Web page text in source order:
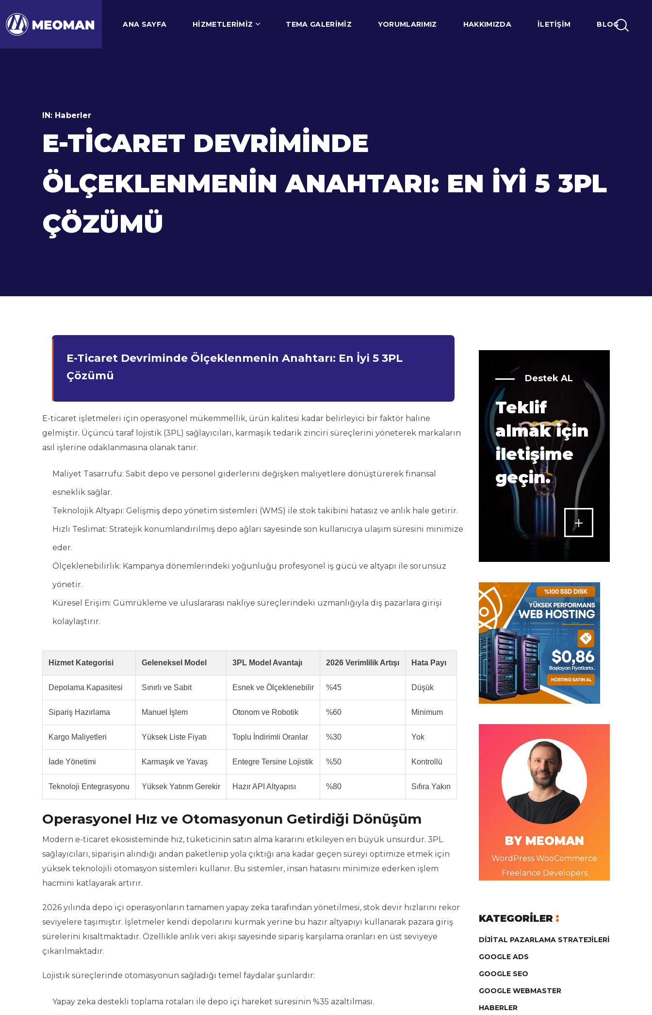
ANA SAYFA HIZMETLERIMIZ TEMA GALERIMIZ YORUMLARIMIZ HAKKIMIZDA İLETIŞIM BLOG
IN: Haberler
E-TICARET DEVRIMINDE
ÖLÇEKLENMENIN ANAHTARI: EN İYI 5 3PL
ÇÖZÜMÜ
E-Ticaret Devriminde Ölçeklenmenin Anahtarı: En İyi 5 3PL
Çözümü
E-ticaret işletmeleri için operasyonel mükemmellik, ürün kalitesi kadar belirleyici bir faktör haline
gelmiştir. Üçüncü taraf lojistik (3PL) sağlayıcıları, karmaşık tedarik zinciri süreçlerini yöneterek markaların
asıl işlerine odaklanmasına olanak tanır.
Maliyet Tasarrufu: Sabit depo ve personel giderlerini değişken maliyetlere dönüştürerek finansal
esneklik sağlar.
Teknolojik Altyapı: Gelişmiş depo yönetim sistemleri (WMS) ile stok takibini hatasız ve anlık hale getirir.
Hızlı Teslimat: Stratejik konumlandırılmış depo ağları sayesinde son kullanıcıya ulaşım süresini minimize
eder.
Ölçeklenebilirlik: Kampanya dönemlerindeki yoğunluğu profesyonel iş gücü ve altyapı ile sorunsuz
yönetir.
Küresel Erişim: Gümrükleme ve uluslararası nakliye süreçlerindeki uzmanlığıyla dış pazarlara girişi
kolaylaştırır.
Hizmet Kategorisi Geleneksel Model 3PL Model Avantajı 2026 Verimlilik Artışı Hata Payı
Depolama Kapasitesi Sınırlı ve Sabit Esnek ve Ölçeklenebilir %45 Düşük
Sipariş Hazırlama Manuel İşlem Otonom ve Robotik %60 Minimum
Kargo Maliyetleri Yüksek Liste Fiyatı Toplu İndirimli Oranlar %30 Yok
İade Yönetimi Karmaşık ve Yavaş Entegre Tersine Lojistik %50 Kontrollü
Teknoloji Entegrasyonu Yüksek Yatırım Gerekir Hazır API Altyapısı %80 Sıfıra Yakın
Operasyonel Hız ve Otomasyonun Getirdiği Dönüşüm
Modern e-ticaret ekosisteminde hız, tüketicinin satın alma kararını etkileyen en büyük unsurdur. 3PL
sağlayıcıları, siparişin alındığı andan paketlenip yola çıktığı ana kadar geçen süreyi optimize etmek için
yüksek teknolojili otomasyon sistemleri kullanır. Bu sistemler, insan hatasını minimize ederken işlem
hacmini katlayarak artırır.
2026 yılında depo içi operasyonların tamamen yapay zeka tarafından yönetilmesi, stok devir hızlarını rekor
seviyelere taşımıştır. İşletmeler kendi depolarını kurmak yerine bu hazır altyapıyı kullanarak pazara giriş
sürelerini kısaltmaktadır. Özellikle anlık veri akışı sayesinde sipariş karşılama oranları en üst seviyeye
çıkarılmaktadır.
Lojistik süreçlerinde otomasyonun sağladığı temel faydalar şunlardır:
Yapay zeka destekli toplama rotaları ile depo içi hareket süresinin %35 azaltılması.
Destek AL
Teklif
almak için
iletişime
geçin.
BY MEOMAN
WordPress WooCommerce
Freelance Developers
KATEGORILER
DIJITAL PAZARLAMA STRATEJILERI
GOOGLE ADS
GOOGLE SEO
GOOGLE WEBMASTER
HABERLER